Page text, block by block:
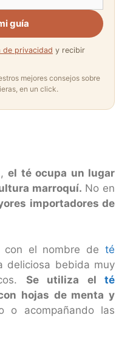
guía
de privacidad y recibir
mejores consejos sobre
en un click.
el té ocupa un lugar
marroquí. No en
importadores de
con el nombre de té
deliciosa bebida muy
Se utiliza el té
hojas de menta y
o acompañando las